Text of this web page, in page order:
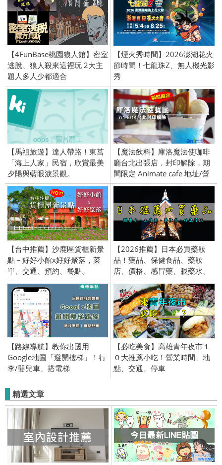
【4FunBase桃園狼人館】密室
逃脫、狼人殺來這裡玩 2大主
題人多人少都適合
【煙火秀時間】2026澎湖花火
節時間！七龍珠Z、無人機光影
秀
【馬祖旅遊】達人帶路！東莒
「海上人家」民宿，欣賞最美
夕陽與藍眼淚景觀。
【魔法飲料】庫洛魔法使咖啡
廳台北出張店，封印解除，期
間限定 Animate cafe 地址/營
業時間/價位。
【台中推薦】沙鹿區貨櫃新景
點－好好小館x好好聚落，菜
單、交通、預約、餐點。
【2026推薦】日本必買藥妝
品！藥品、保健食品、藥妝
店、價格、感冒藥、眼藥水、
止痛藥、痘痘藥
【路線導航】教你出國用
Google地圖「避開樓梯」！行
李/嬰兒車、搭電梯
【必吃美食】高雄青年夜市１
０大推薦小吃！營業時間、地
點、交通、停車
精選文章